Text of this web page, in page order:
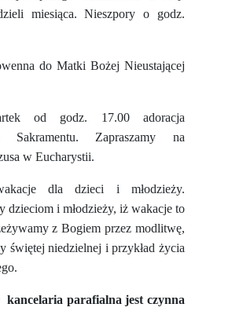
miesiąca. Nieszpory o godz.
do Matki Bożej Nieustającej
od godz. 17.00 adoracja
Sakramentu. Zapraszamy na
w Eucharystii.
dla dzieci i młodzieży.
dzieciom i młodzieży, iż wakacje to
z Bogiem przez modlitwę,
świętej niedzielnej i przykład życia
parafialna jest czynna